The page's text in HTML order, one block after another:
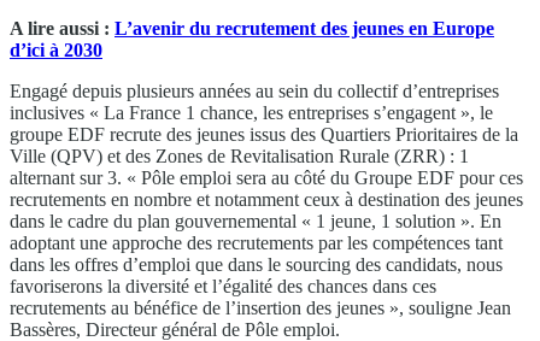
A lire aussi : L’avenir du recrutement des jeunes en Europe
d’ici à 2030
Engagé depuis plusieurs années au sein du collectif d’entreprises
inclusives « La France 1 chance, les entreprises s’engagent », le
groupe EDF recrute des jeunes issus des Quartiers Prioritaires de la
Ville (QPV) et des Zones de Revitalisation Rurale (ZRR) : 1
alternant sur 3. « Pôle emploi sera au côté du Groupe EDF pour ces
recrutements en nombre et notamment ceux à destination des jeunes
dans le cadre du plan gouvernemental « 1 jeune, 1 solution ». En
adoptant une approche des recrutements par les compétences tant
dans les offres d’emploi que dans le sourcing des candidats, nous
favoriserons la diversité et l’égalité des chances dans ces
recrutements au bénéfice de l’insertion des jeunes », souligne Jean
Bassères, Directeur général de Pôle emploi.